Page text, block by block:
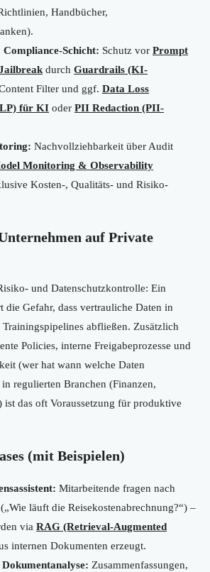
Handbücher,
Schicht: Schutz vor Prompt
durch Guardrails (KI-
Filter und ggf. Data Loss
für KI oder PII Redaction (PII-
Nachvollziehbarkeit über Audit
Monitoring & Observability
Kosten-, Qualitäts- und Risiko-
auf Private
und Datenschutzkontrolle: Ein
die Gefahr, dass vertrauliche Daten in
Trainingspipelines abfließen. Zusätzlich
Policies, interne Freigabeprozesse und
(wer hat wann welche Daten
regulierten Branchen (Finanzen,
ist das oft Voraussetzung für produktive
(mit Beispielen)
Mitarbeitende fragen nach
läuft die Reisekostenabrechnung?“) –
via RAG (Retrieval-Augmented
internen Dokumenten erzeugt.
Zusammenfassungen,